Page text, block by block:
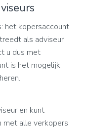
het kopersaccount
als adviseur
u dus met
is het mogelijk
en kunt
alle verkopers